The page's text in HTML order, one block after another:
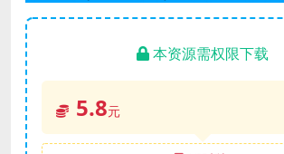
本资源需权限下载
5.8元